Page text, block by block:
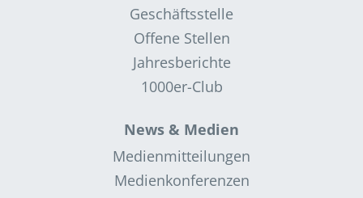
Geschäftsstelle
Offene Stellen
Jahresberichte
1000er-Club
News & Medien
Medienmitteilungen
Medienkonferenzen